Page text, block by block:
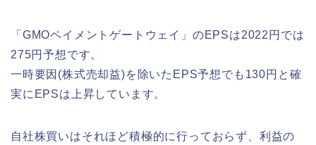
「GMOペイメントゲートウェイ」のEPSは2022円では
275円予想です。
一時要因(株式売却益)を除いたEPS予想でも130円と確
実にEPSは上昇しています。
自社株買いはそれほど積極的に行っておらず、利益の